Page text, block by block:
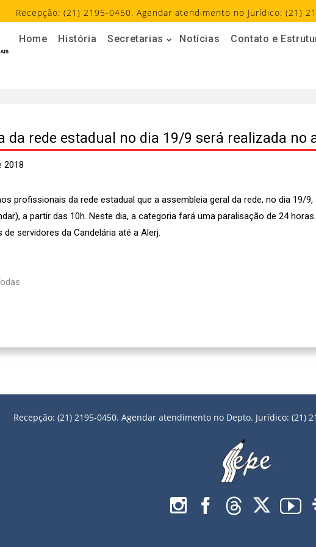
Recepção: (21) 2195-0450. Agendar atendimento no Jurídico: (21)
Home História Secretarias Notícias Contato e
da rede estadual no dia 19/9 será realizada no
2018
profissionais da rede estadual que a assembleia geral da rede, no dia 19/
a partir das 10h. Neste dia, a categoria fará uma paralisação de 24
servidores da Candelária até a Alerj.
Recepção: (21) 2195-0450. Agendar atendimento no Depto. Jurídico: (21)